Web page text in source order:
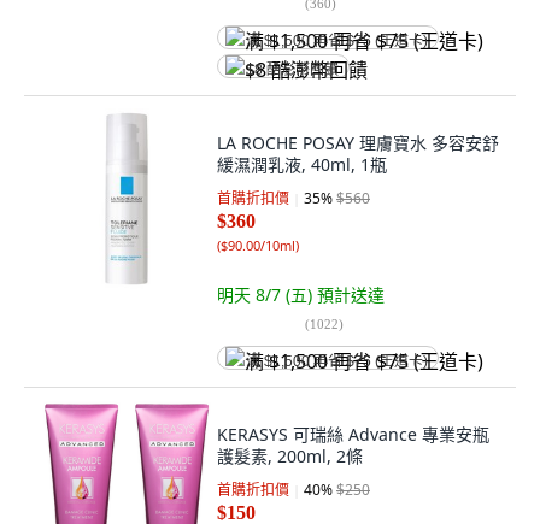
(360)
满 $1,500 再省 $75 (王道卡)
$8 酷澎幣回饋
LA ROCHE POSAY 理膚寶水 多容安舒
緩濕潤乳液, 40ml, 1瓶
首購折扣價 35%$560
$360
($90.00/10ml)
明天 8/7 (五) 預計送達
(1022)
满 $1,500 再省 $75 (王道卡)
KERASYS 可瑞絲 Advance 專業安瓶
護髮素, 200ml, 2條
首購折扣價 40%$250
$150